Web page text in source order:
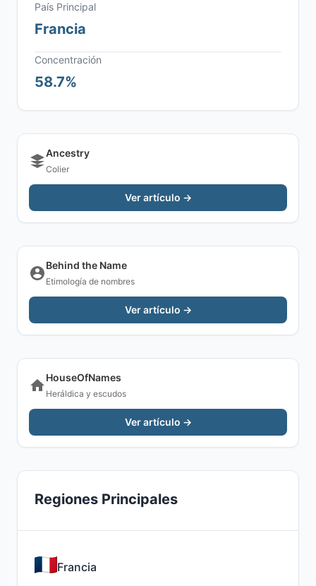
País Principal
Francia
Concentración
58.7%
Ancestry
Colier
Ver artículo →
Behind the Name
Etimología de nombres
Ver artículo →
HouseOfNames
Heráldica y escudos
Ver artículo →
Regiones Principales
Francia